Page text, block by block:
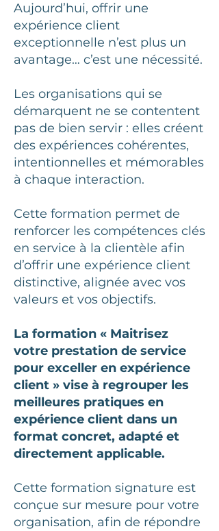
Aujourd’hui, offrir une
expérience client
exceptionnelle n’est plus un
avantage… c’est une nécessité.
Les organisations qui se
démarquent ne se contentent
pas de bien servir : elles créent
des expériences cohérentes,
intentionnelles et mémorables
à chaque interaction.
Cette formation permet de
renforcer les compétences clés
en service à la clientèle afin
d’offrir une expérience client
distinctive, alignée avec vos
valeurs et vos objectifs.
La formation « Maitrisez
votre prestation de service
pour exceller en expérience
client » vise à regrouper les
meilleures pratiques en
expérience client dans un
format concret, adapté et
directement applicable.
Cette formation signature est
conçue sur mesure pour votre
organisation, afin de répondre